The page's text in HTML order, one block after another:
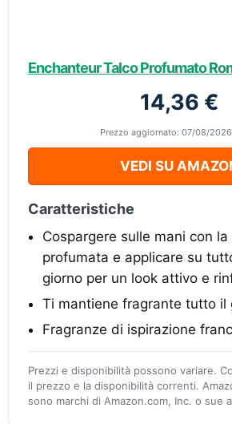
Enchanteur Talco Profumato
14,36 €
Prezzo aggiornato: 07/08/
VEDI SU
Caratteristiche
Cospargere sulle mani con la
profumata e applicare su
giorno per un look attivo e
Ti mantiene fragrante tutto il
Fragranze di ispirazione
Prezzi e disponibilità possono variare.
il prezzo e la disponibilità correnti.
sono marchi di Amazon.com, Inc. o sue